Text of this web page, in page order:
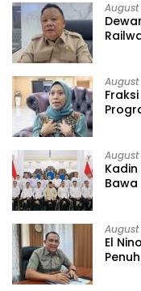
August
August
August
Bawa
El
Penuh